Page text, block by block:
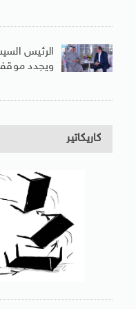
الرئيس
ويجدد
كاريكاتير